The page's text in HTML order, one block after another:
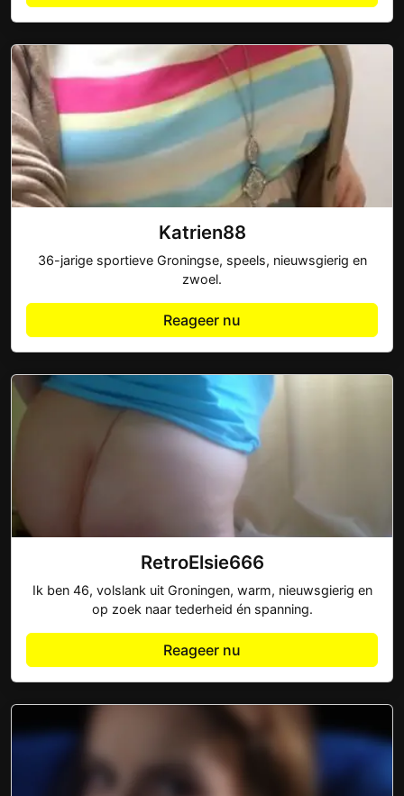
Katrien88
36-jarige sportieve Groningse, speels, nieuwsgierig en
zwoel.
Reageer nu
RetroElsie666
Ik ben 46, volslank uit Groningen, warm, nieuwsgierig en
op zoek naar tederheid én spanning.
Reageer nu